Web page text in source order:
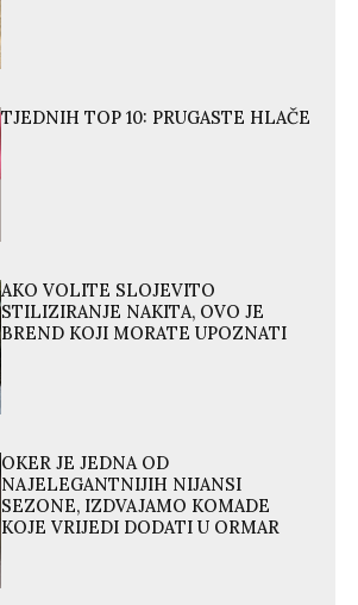
TJEDNIH TOP 10: PRUGASTE HLAČE
AKO VOLITE SLOJEVITO
STILIZIRANJE NAKITA, OVO JE
BREND KOJI MORATE UPOZNATI
OKER JE JEDNA OD
NAJELEGANTNIJIH NIJANSI
SEZONE, IZDVAJAMO KOMADE
KOJE VRIJEDI DODATI U ORMAR